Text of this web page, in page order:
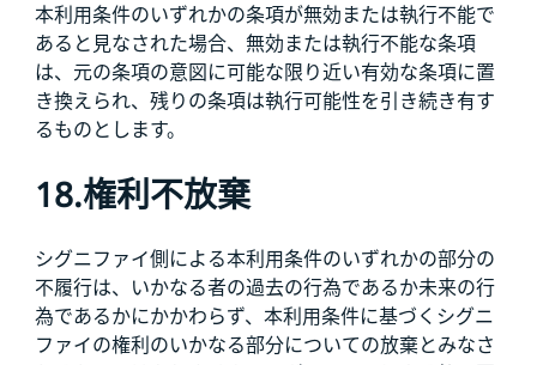
本利用条件のいずれかの条項が無効または執行不能で
あると見なされた場合、無効または執行不能な条項
は、元の条項の意図に可能な限り近い有効な条項に置
き換えられ、残りの条項は執行可能性を引き続き有す
るものとします。
18.権利不放棄
シグニファイ側による本利用条件のいずれかの部分の
不履行は、いかなる者の過去の行為であるか未来の行
為であるかにかかわらず、本利用条件に基づくシグニ
ファイの権利のいかなる部分についての放棄とみなさ